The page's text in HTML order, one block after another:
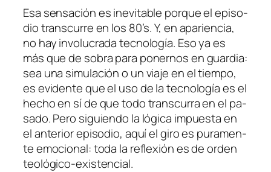
Esa sen­sa­ción es in­evi­ta­ble por­que el epi­so­
dio trans­cu­rre en los 80’s. Y, en apa­rien­cia,
no hay in­vo­lu­cra­da tec­no­lo­gía. Eso ya es
más que de so­bra pa­ra po­ner­nos en guar­dia:
sea una si­mu­la­ción o un via­je en el tiem­po,
es evi­den­te que el uso de la tec­no­lo­gía es el
he­cho en sí de que to­do trans­cu­rra en el pa­
sa­do. Pero si­guien­do la ló­gi­ca im­pues­ta en
el an­te­rior epi­so­dio, aquí el gi­ro es pu­ra­men­
te emo­cio­nal: to­da la re­fle­xión es de or­den
teológico-existencial.